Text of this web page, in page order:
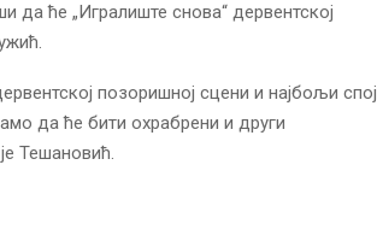
да ће „Игралиште снова“ дервентској
позоришној сцени и најбољи спој
да ће бити охрабрени и други
Тешановић.